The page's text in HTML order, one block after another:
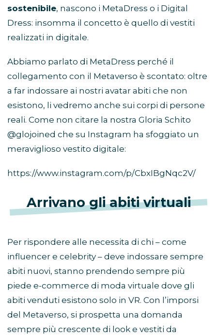
sostenibile, nascono i MetaDress o i Digital
Dress: insomma il concetto è quello di vestiti
realizzati in digitale.
Abbiamo parlato di MetaDress perché il
collegamento con il Metaverso è scontato: oltre
a far indossare ai nostri avatar abiti che non
esistono, li vedremo anche sui corpi di persone
reali. Come non citare la nostra Gloria Schito
@glojoined che su Instagram ha sfoggiato un
meraviglioso vestito digitale:
https://www.instagram.com/p/CbxIBgNqc2V/
Arrivano gli abiti virtuali
Per rispondere alle necessita di chi – come
influencer e celebrity – deve indossare sempre
abiti nuovi, stanno prendendo sempre più
piede e-commerce di moda virtuale dove gli
abiti venduti esistono solo in VR. Con l’imporsi
del Metaverso, si prospetta una domanda
sempre più crescente di look e vestiti da